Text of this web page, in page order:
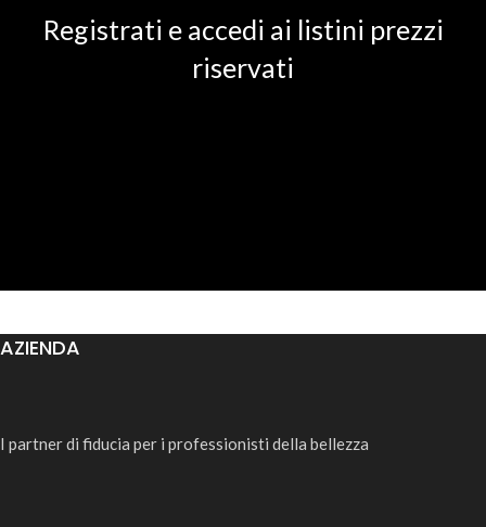
Registrati e accedi ai listini prezzi
riservati
AZIENDA
I partner di fiducia per i professionisti della bellezza